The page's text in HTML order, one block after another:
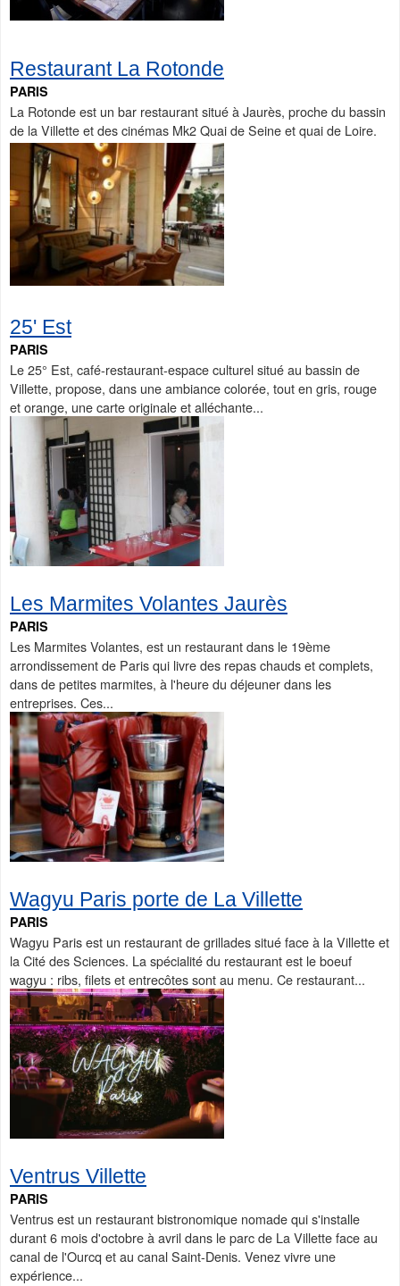
Restaurant La Rotonde
PARIS
La Rotonde est un bar restaurant situé à Jaurès, proche du bassin
de la Villette et des cinémas Mk2 Quai de Seine et quai de Loire.
25' Est
PARIS
Le 25° Est, café-restaurant-espace culturel situé au bassin de
Villette, propose, dans une ambiance colorée, tout en gris, rouge
et orange, une carte originale et alléchante...
Les Marmites Volantes Jaurès
PARIS
Les Marmites Volantes, est un restaurant dans le 19ème
arrondissement de Paris qui livre des repas chauds et complets,
dans de petites marmites, à l'heure du déjeuner dans les
entreprises. Ces...
Wagyu Paris porte de La Villette
PARIS
Wagyu Paris est un restaurant de grillades situé face à la Villette et
la Cité des Sciences. La spécialité du restaurant est le boeuf
wagyu : ribs, filets et entrecôtes sont au menu. Ce restaurant...
Ventrus Villette
PARIS
Ventrus est un restaurant bistronomique nomade qui s'installe
durant 6 mois d'octobre à avril dans le parc de La Villette face au
canal de l'Ourcq et au canal Saint-Denis. Venez vivre une
expérience...